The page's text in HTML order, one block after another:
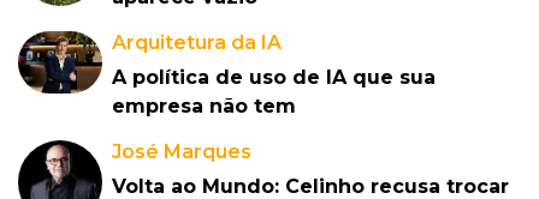
Arquitetura da IA
A política de uso de IA que sua
empresa não tem
José Marques
Volta ao Mundo: Celinho recusa trocar